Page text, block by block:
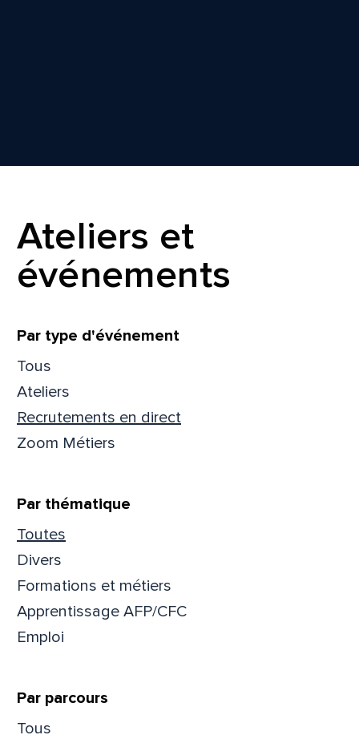
Ateliers et
événements
Filtrer
Par type d'événement
Tous
Ateliers
Recrutements en direct
Zoom Métiers
Par thématique
Toutes
Divers
Formations et métiers
Apprentissage AFP/CFC
Emploi
Par parcours
Tous